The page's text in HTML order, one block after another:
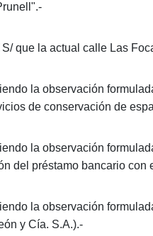
S/ que la actual calle Las
la observación
de conservación de
la observación
del préstamo bancario con
la observación
y Cía. S.A.).-